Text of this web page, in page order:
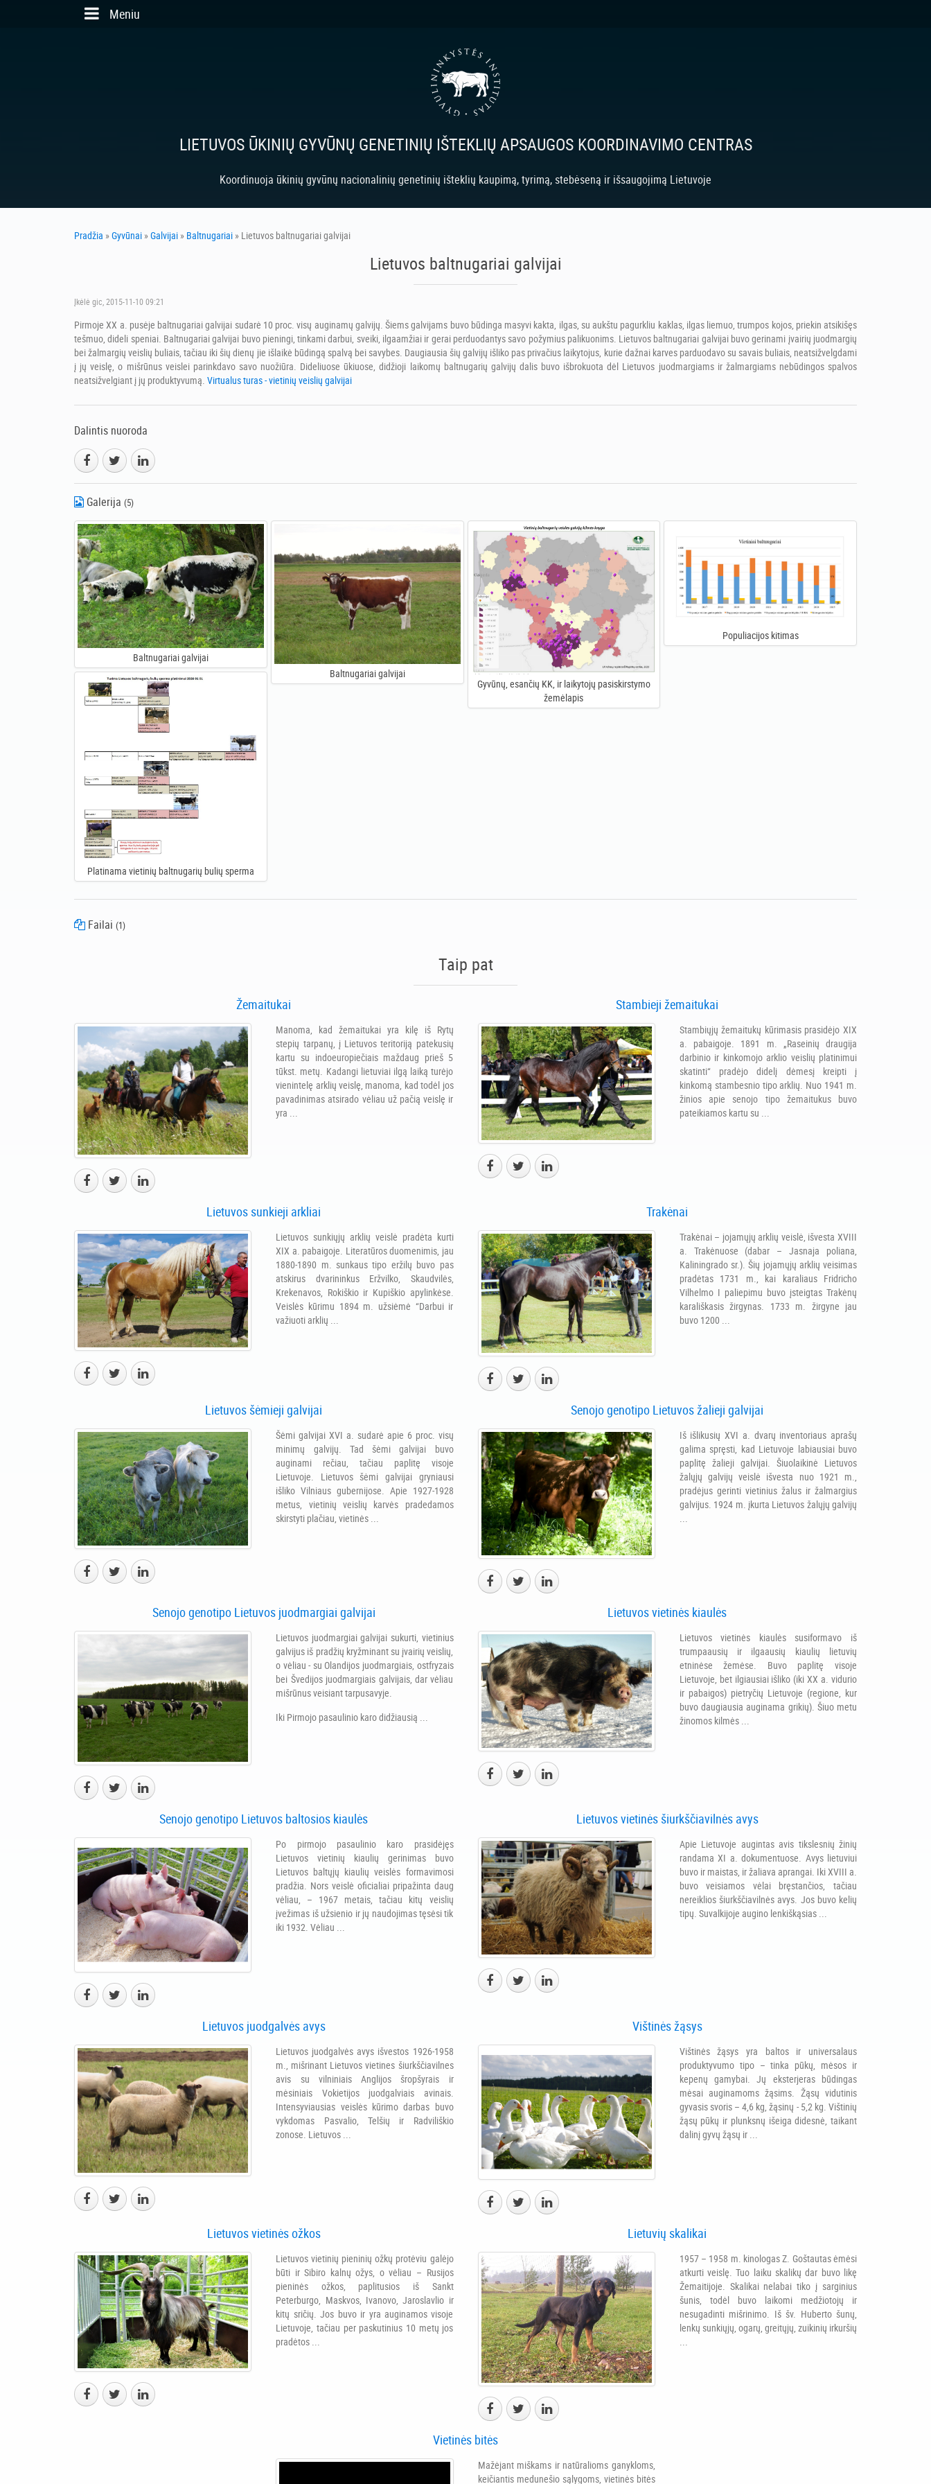
Meniu
LIETUVOS ŪKINIŲ GYVŪNŲ GENETINIŲ IŠTEKLIŲ APSAUGOS KOORDINAVIMO CENTRAS
Koordinuoja ūkinių gyvūnų nacionalinių genetinių išteklių kaupimą, tyrimą, stebėseną ir išsaugojimą Lietuvoje
Pradžia »Gyvūnai »Galvijai » Baltnugariai » Lietuvos baltnugariai galvijai
Lietuvos baltnugariai galvijai
Įkėlė gic, 2015-11-10 09:21
Pirmoje XX a. pusėje baltnugariai galvijai sudarė 10 proc. visų auginamų galvijų. Šiems galvijams buvo būdinga masyvi kakta, ilgas, su aukštu pagurkliu kaklas, ilgas liemuo, trumpos kojos, priekin atsikišęs
tešmuo, dideli speniai. Baltnugariai galvijai buvo pieningi, tinkami darbui, sveiki, ilgaamžiai ir gerai perduodantys savo požymius palikuonims. Lietuvos baltnugariai galvijai buvo gerinami įvairių juodmargių
bei žalmargių veislių buliais, tačiau iki šių dienų jie išlaikė būdingą spalvą bei savybes. Daugiausia šių galvijų išliko pas privačius laikytojus, kurie dažnai karves parduodavo su savais buliais, neatsižvelgdami
į jų veislę, o mišrūnus veislei parinkdavo savo nuožiūra. Dideliuose ūkiuose, didžioji laikomų baltnugarių galvijų dalis buvo išbrokuota dėl Lietuvos juodmargiams ir žalmargiams nebūdingos spalvos
neatsižvelgiant į jų produktyvumą. Virtualus turas - vietinių veislių galvijai
Dalintis nuoroda
Galerija (5)
Baltnugariai galvijai
Baltnugariai galvijai
Gyvūnų, esančių KK, ir laikytojų pasiskirstymo
žemėlapis
Populiacijos kitimas
Platinama vietinių baltnugarių bulių sperma
Failai (1)
Taip pat
Žemaitukai
Manoma, kad žemaitukai yra kilę iš Rytų
stepių tarpanų, į Lietuvos teritoriją patekusių
kartu su indoeuropiečiais maždaug prieš 5
tūkst. metų. Kadangi lietuviai ilgą laiką turėjo
vienintelę arklių veislę, manoma, kad todėl jos
pavadinimas atsirado vėliau už pačią veislę ir
yra ...
Stambieji žemaitukai
Stambiųjų žemaitukų kūrimasis prasidėjo XIX
a. pabaigoje. 1891 m. „Raseinių draugija
darbinio ir kinkomojo arklio veislių platinimui
skatinti“ pradėjo didelį dėmesį kreipti į
kinkomą stambesnio tipo arklių. Nuo 1941 m.
žinios apie senojo tipo žemaitukus buvo
pateikiamos kartu su ...
Lietuvos sunkieji arkliai
Lietuvos sunkiųjų arklių veislė pradėta kurti
XIX a. pabaigoje. Literatūros duomenimis, jau
1880-1890 m. sunkaus tipo eržilų buvo pas
atskirus dvarininkus Eržvilko, Skaudvilės,
Krekenavos, Rokiškio ir Kupiškio apylinkėse.
Veislės kūrimu 1894 m. užsiėmė “Darbui ir
važiuoti arklių ...
Trakėnai
Trakėnai – jojamųjų arklių veislė, išvesta XVIII
a. Trakėnuose (dabar – Jasnaja poliana,
Kaliningrado sr.). Šių jojamųjų arklių veisimas
pradėtas 1731 m., kai karaliaus Fridricho
Vilhelmo I paliepimu buvo įsteigtas Trakėnų
karališkasis žirgynas. 1733 m. žirgyne jau
buvo 1200 ...
Lietuvos šėmieji galvijai
Šėmi galvijai XVI a. sudarė apie 6 proc. visų
minimų galvijų. Tad šėmi galvijai buvo
auginami rečiau, tačiau paplitę visoje
Lietuvoje. Lietuvos šėmi galvijai gryniausi
išliko Vilniaus gubernijose. Apie 1927-1928
metus, vietinių veislių karvės pradedamos
skirstyti plačiau, vietinės ...
Senojo genotipo Lietuvos žalieji galvijai
Iš išlikusių XVI a. dvarų inventoriaus aprašų
galima spręsti, kad Lietuvoje labiausiai buvo
paplitę žalieji galvijai. Šiuolaikinė Lietuvos
žalųjų galvijų veislė išvesta nuo 1921 m.,
pradėjus gerinti vietinius žalus ir žalmargius
galvijus. 1924 m. įkurta Lietuvos žalųjų galvijų
...
Senojo genotipo Lietuvos juodmargiai galvijai
Lietuvos juodmargiai galvijai sukurti, vietinius
galvijus iš pradžių kryžminant su įvairių veislių,
o vėliau - su Olandijos juodmargiais, ostfryzais
bei Švedijos juodmargiais galvijais, dar vėliau
mišrūnus veisiant tarpusavyje.
Iki Pirmojo pasaulinio karo didžiausią ...
Lietuvos vietinės kiaulės
Lietuvos vietinės kiaulės susiformavo iš
trumpaausių ir ilgaausių kiaulių lietuvių
etninėse žemėse. Buvo paplitę visoje
Lietuvoje, bet ilgiausiai išliko (iki XX a. vidurio
ir pabaigos) pietryčių Lietuvoje (regione, kur
buvo daugiausia auginama grikių). Šiuo metu
žinomos kilmės ...
Senojo genotipo Lietuvos baltosios kiaulės
Po pirmojo pasaulinio karo prasidėjęs
Lietuvos vietinių kiaulių gerinimas buvo
Lietuvos baltųjų kiaulių veislės formavimosi
pradžia. Nors veislė oficialiai pripažinta daug
vėliau, – 1967 metais, tačiau kitų veislių
įvežimas iš užsienio ir jų naudojimas tęsėsi tik
iki 1932. Vėliau ...
Lietuvos vietinės šiurkščiavilnės avys
Apie Lietuvoje augintas avis tikslesnių žinių
randama XI a. dokumentuose. Avys lietuviui
buvo ir maistas, ir žaliava aprangai. Iki XVIII a.
buvo veisiamos vėlai bręstančios, tačiau
nereiklios šiurkščiavilnės avys. Jos buvo kelių
tipų. Suvalkijoje augino lenkiškąsias ...
Lietuvos juodgalvės avys
Lietuvos juodgalvės avys išvestos 1926-1958
m., mišrinant Lietuvos vietines šiurkščiavilnes
avis su vilniniais Anglijos šropšyrais ir
mėsiniais Vokietijos juodgalviais avinais.
Intensyviausias veislės kūrimo darbas buvo
vykdomas Pasvalio, Telšių ir Radviliškio
zonose. Lietuvos ...
Vištinės žąsys
Vištinės žąsys yra baltos ir universalaus
produktyvumo tipo – tinka pūkų, mėsos ir
kepenų gamybai. Jų eksterjeras būdingas
mėsai auginamoms žąsims. Žąsų vidutinis
gyvasis svoris – 4,6 kg, žąsinų - 5,2 kg. Vištinių
žąsų pūkų ir plunksnų išeiga didesnė, taikant
dalinį gyvų žąsų ir ...
Lietuvos vietinės ožkos
Lietuvos vietinių pieninių ožkų protėviu galėjo
būti ir Sibiro kalnų ožys, o vėliau – Rusijos
pieninės ožkos, paplitusios iš Sankt
Peterburgo, Maskvos, Ivanovo, Jaroslavlio ir
kitų sričių. Jos buvo ir yra auginamos visoje
Lietuvoje, tačiau per paskutinius 10 metų jos
pradėtos ...
Lietuvių skalikai
1957 – 1958 m. kinologas Z. Goštautas ėmėsi
atkurti veislę. Tuo laiku skalikų dar buvo likę
Žemaitijoje. Skalikai nelabai tiko į sarginius
šunis, todėl buvo laikomi medžiotojų ir
nesugadinti mišrinimo. Iš šv. Huberto šunų,
lenkų sunkiųjų, ogarų, greitųjų, zuikinių irkuršių
Vietinės bitės
Mažėjant miškams ir natūralioms ganykloms,
keičiantis medunešio sąlygoms, vietinės bitės